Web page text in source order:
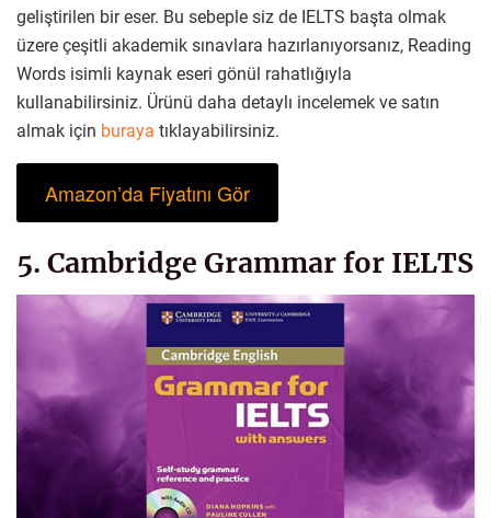
geliştirilen bir eser. Bu sebeple siz de IELTS başta olmak
üzere çeşitli akademik sınavlara hazırlanıyorsanız, Reading
Words isimli kaynak eseri gönül rahatlığıyla
kullanabilirsiniz. Ürünü daha detaylı incelemek ve satın
almak için buraya tıklayabilirsiniz.
Amazon’da Fiyatını Gör
5. Cambridge Grammar for IELTS